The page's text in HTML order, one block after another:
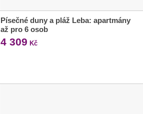
Písečné duny a pláž Leba: apartmány
až pro 6 osob
4 309 Kč